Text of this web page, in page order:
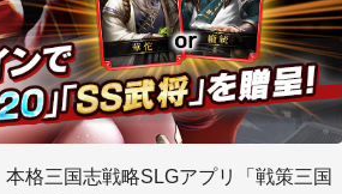
格三国志戦略SLGアプリ「戦策三国